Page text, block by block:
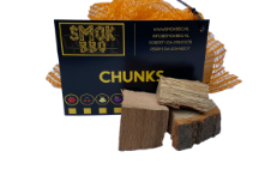
Toevoegen
aan
verlanglijst